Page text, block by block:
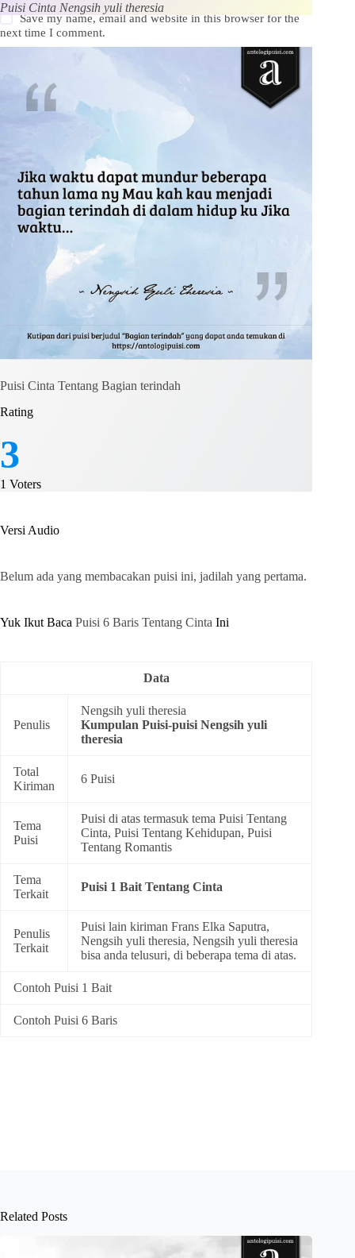
Save my name, email and website in this browser for the
next time I comment.
Kirim Komentar
Puisi Cinta Nengsih yuli theresia
Puisi Cinta Tentang Bagian terindah
Rating
3
1 Voters
Versi Audio
Belum ada yang membacakan puisi ini, jadilah yang pertama.
Yuk Ikut Baca Puisi 6 Baris Tentang Cinta Ini
Data
Penulis
Nengsih yuli theresia
Kumpulan Puisi-puisi Nengsih yuli
theresia
Total
Kiriman
6 Puisi
Tema
Puisi
Puisi di atas termasuk tema Puisi Tentang
Cinta, Puisi Tentang Kehidupan, Puisi
Tentang Romantis
Tema
Terkait
Puisi 1 Bait Tentang Cinta
Penulis
Terkait
Puisi lain kiriman Frans Elka Saputra,
Nengsih yuli theresia, Nengsih yuli theresia
bisa anda telusuri, di beberapa tema di atas.
Contoh Puisi 1 Bait
Contoh Puisi 6 Baris
Related Posts